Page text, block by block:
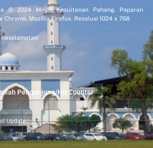
© 2024 Majlis Kesultanan Pahang. Paparan
Chrome, Mozilla Firefox. Resolusi 1024 x 768
Pengunjung/Hit Counter
Update :